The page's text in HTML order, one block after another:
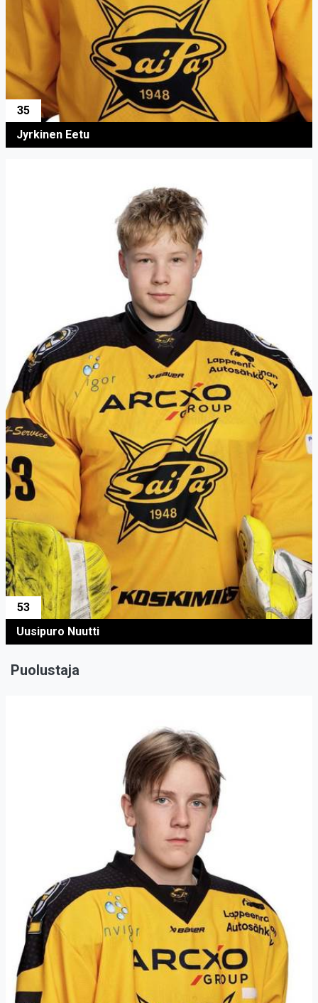
35
Jyrkinen Eetu
53
Uusipuro Nuutti
Puolustaja